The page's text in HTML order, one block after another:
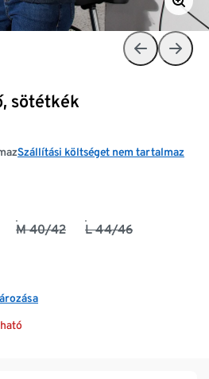
sötétkék
Szállítási költséget nem tartalmaz
M 40/42 L 44/46